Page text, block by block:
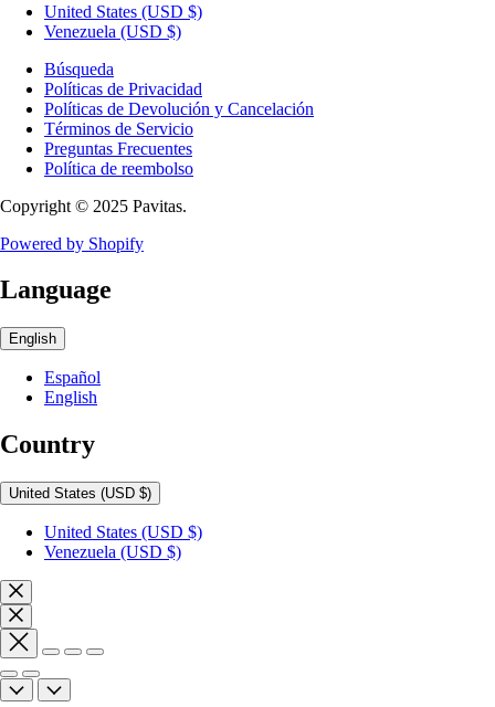
United States (USD $)
Venezuela (USD $)
Búsqueda
Políticas de Privacidad
Políticas de Devolución y Cancelación
Términos de Servicio
Preguntas Frecuentes
Política de reembolso
Copyright © 2025 Pavitas.
Powered by Shopify
Language
English
Español
English
Country
United States (USD $)
United States (USD $)
Venezuela (USD $)